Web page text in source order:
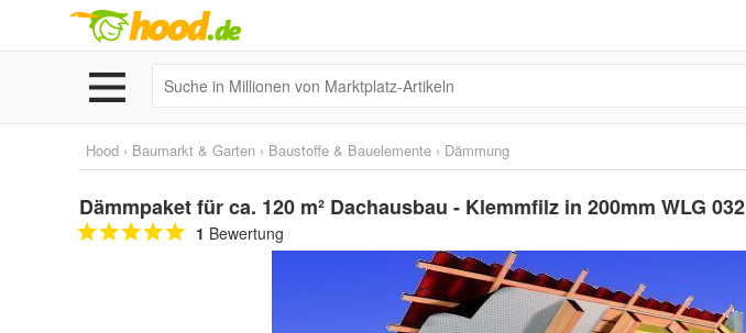
Hood › Baumarkt & Garten › Baustoffe & Bauelemente › Dämmung
Dämmpaket für ca. 120 m² Dachausbau - Klemmfilz in 200mm WLG 032
1 Bewertung